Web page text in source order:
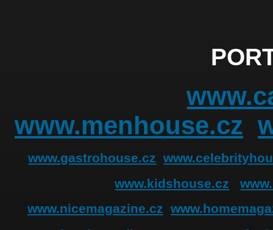
www.menhouse.cz
www.gastrohouse.cz
www.kidshouse.cz
www.nicemagazine.cz